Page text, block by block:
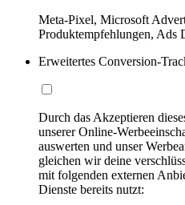
Meta-Pixel, Microsoft
Produktempfehlungen, Ads
Erweitertes Conversion-
Durch das Akzeptieren
unserer Online-
auswerten und unser
gleichen wir deine
mit folgenden externen
Dienste bereits nutzt: